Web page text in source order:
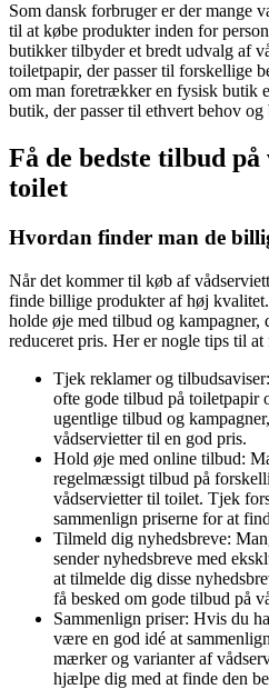
Som dansk forbruger er der mange
til at købe produkter inden for
butikker tilbyder et bredt udvalg af
toiletpapir, der passer til forskellige
om man foretrækker en fysisk butik
butik, der passer til ethvert behov og
Få de bedste tilbud
toilet
Hvordan finder man de
Når det kommer til køb af
finde billige produkter af høj
holde øje med tilbud og kampagner,
reduceret pris. Her er nogle tips til
Tjek reklamer og
ofte gode tilbud på toiletpapir
ugentlige tilbud og
vådservietter til en god pris.
Hold øje med online tilbud:
regelmæssigt tilbud på
vådservietter til toilet. Tjek
sammenlign priserne for at
Tilmeld dig nyhedsbreve:
sender nyhedsbreve med
at tilmelde dig disse
få besked om gode tilbud på
Sammenlign priser: Hvis du
være en god idé at
mærker og varianter af
hjælpe dig med at finde den